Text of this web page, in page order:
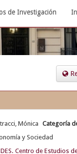
de Investigación
Mónica Categoría
y Sociedad
Centro de Estudios